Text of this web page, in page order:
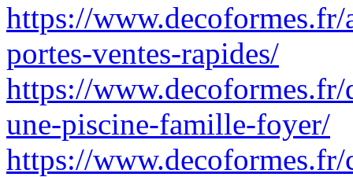
https://
portes-ventes-rapides/
https://
une-piscine-famille-foyer/
https://